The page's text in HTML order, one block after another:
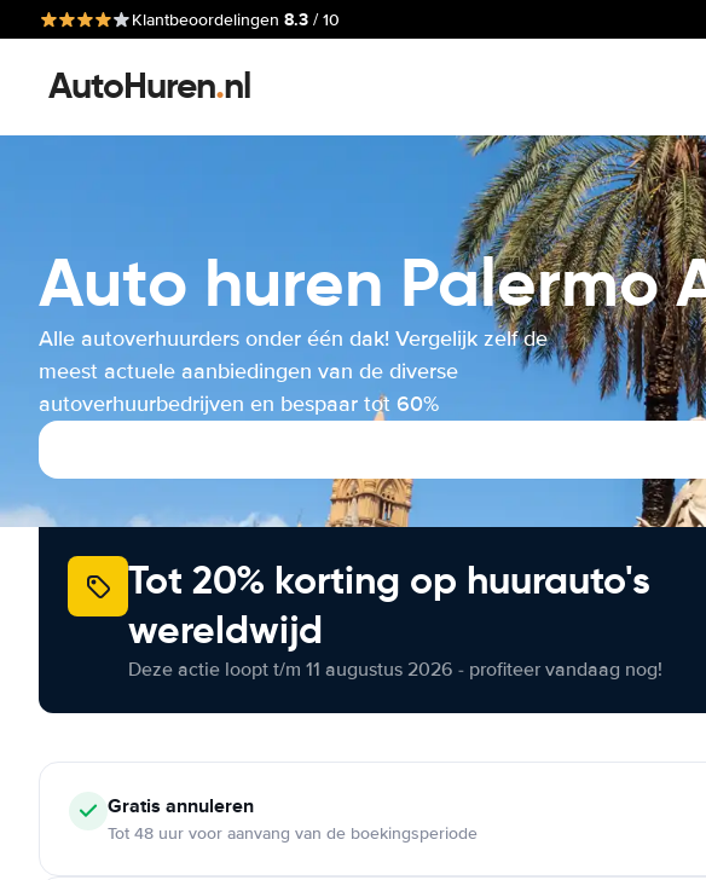
Klantbeoordelingen 8.3 / 10
AutoHuren.nl
Auto huren Palermo
Alle autoverhuurders onder één dak! Vergelijk zelf de
meest actuele aanbiedingen van de diverse
autoverhuurbedrijven en bespaar tot 60%
Tot 20% korting op huurauto's
wereldwijd
Deze actie loopt t/m 11 augustus 2026 - profiteer vandaag nog!
Gratis annuleren
Tot 48 uur voor aanvang van de boekingsperiode